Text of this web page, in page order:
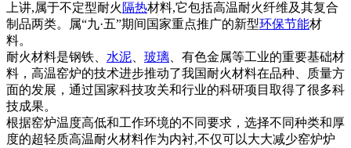
上讲,属于不定型耐火 隔热材料,它包括高温耐火纤维及其复合
制品两类。属“九·五”期间国家重点推广的新型环保节能材
料。
耐火材料是钢铁、 水泥 玻璃 、有色金属等工业的重要基础材
料，高温窑炉的技术进步推动了我国耐火材料在品种、质量方
面的发展，通过国家科技攻关和行业的科研项目取得了很多科
技成果。
根据窑炉温度高低和工作环境的不同要求，选择不同种类和厚
度的超轻质高温耐火材料作为内衬,不仅可以大大减少窑炉炉